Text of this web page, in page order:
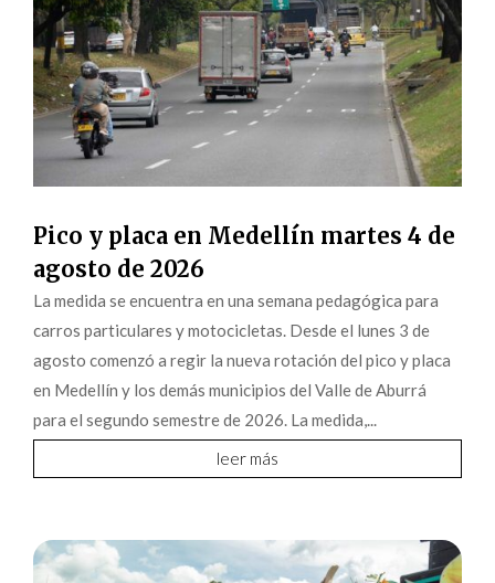
Pico y placa en Medellín martes 4 de
agosto de 2026
La medida se encuentra en una semana pedagógica para
carros particulares y motocicletas. Desde el lunes 3 de
agosto comenzó a regir la nueva rotación del pico y placa
en Medellín y los demás municipios del Valle de Aburrá
para el segundo semestre de 2026. La medida,...
leer más